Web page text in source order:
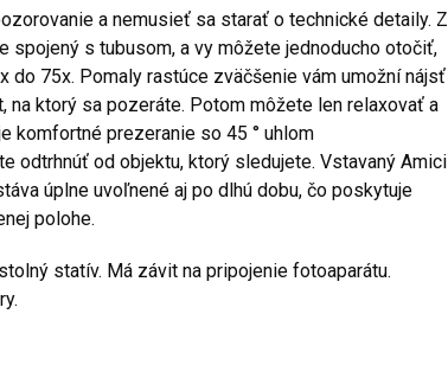
a nemusieť sa starať o technické detaily. Z
spojený s tubusom, a vy môžete jednoducho otočiť,
75x. Pomaly rastúce zväčšenie vám umožní nájsť
na ktorý sa pozeráte. Potom môžete len relaxovať a
komfortné prezeranie so 45 ° uhlom
odtrhnúť od objektu, ktorý sledujete. Vstavaný Amici
úplne uvoľnené aj po dlhú dobu, čo poskytuje
polohe.
statív. Má závit na pripojenie fotoaparátu.